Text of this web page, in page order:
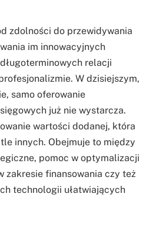
zdolności do przewidywania
im innowacyjnych
relacji
W dzisiejszym,
samo oferowanie
już nie wystarcza.
wartości dodanej, która
innych. Obejmuje to między
pomoc w optymalizacji
zakresie finansowania czy też
technologii ułatwiających